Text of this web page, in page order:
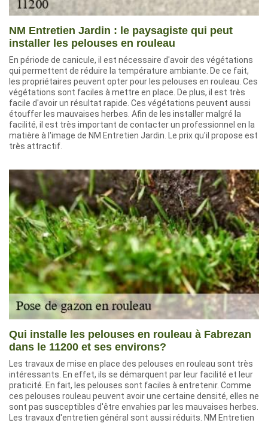
NM Entretien Jardin : le paysagiste qui peut
installer les pelouses en rouleau
En période de canicule, il est nécessaire d'avoir des végétations
qui permettent de réduire la température ambiante. De ce fait,
les propriétaires peuvent opter pour les pelouses en rouleau. Ces
végétations sont faciles à mettre en place. De plus, il est très
facile d'avoir un résultat rapide. Ces végétations peuvent aussi
étouffer les mauvaises herbes. Afin de les installer malgré la
facilité, il est très important de contacter un professionnel en la
matière à l'image de NM Entretien Jardin. Le prix qu'il propose est
très attractif.
Qui installe les pelouses en rouleau à Fabrezan
dans le 11200 et ses environs?
Les travaux de mise en place des pelouses en rouleau sont très
intéressants. En effet, ils se démarquent par leur facilité et leur
praticité. En fait, les pelouses sont faciles à entretenir. Comme
ces pelouses rouleau peuvent avoir une certaine densité, elles ne
sont pas susceptibles d'être envahies par les mauvaises herbes.
Les travaux d'entretien général sont aussi réduits. NM Entretien